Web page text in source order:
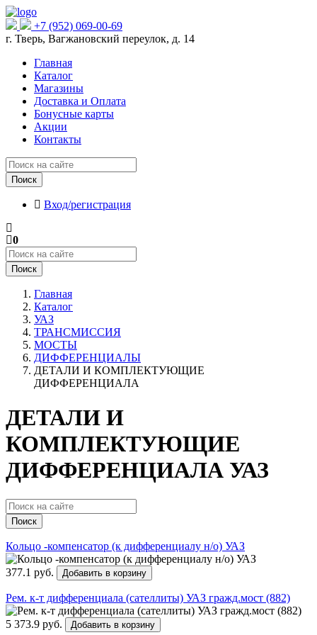
+7 (952) 069-00-69
г. Тверь, Вагжановский переулок, д. 14
Главная
Каталог
Магазины
Доставка и Оплата
Бонусные карты
Акции
Контакты
Поиск
Вход/регистрация
0
Поиск
Главная
Каталог
УАЗ
ТРАНСМИССИЯ
МОСТЫ
ДИФФЕРЕНЦИАЛЫ
ДЕТАЛИ И КОМПЛЕКТУЮЩИЕ
ДИФФЕРЕНЦИАЛА
ДЕТАЛИ И
КОМПЛЕКТУЮЩИЕ
ДИФФЕРЕНЦИАЛА УАЗ
Поиск
Кольцо -компенсатор (к дифференциалу н/о) УАЗ
377.1 руб. Добавить в корзину
Рем. к-т дифференциала (сателлиты) УАЗ гражд.мост (882)
5 373.9 руб. Добавить в корзину